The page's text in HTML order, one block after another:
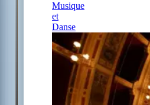
Musique
et
Danse